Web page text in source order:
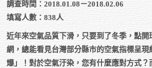
調查時間：2018.01.08－2018.02.06
填寫人數：838人
近年來空氣品質下滑，只要到了冬季，點開
網，總能看見台灣部分縣市的空氣指標呈現
爆」！對於空氣汙染，您有什麼應對方式？